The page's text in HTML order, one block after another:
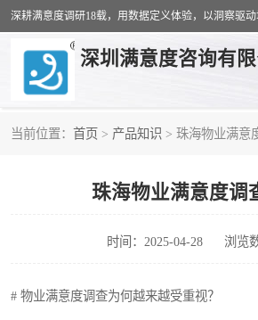
深圳满意度咨询有限
当前位置： 首页 > 产品知识 > 珠海物业满意
珠海物业满意度调
时间：2025-04-28 浏览
# 物业满意度调查为何越来越受重视？
客户满意度调查 医疗
公共事务满意度调查 餐饮
营商环境满意度